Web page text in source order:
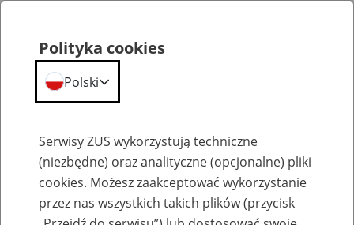
Emerytury
Polityka cookies
Polski
Serwisy ZUS wykorzystują techniczne
(niezbędne) oraz analityczne (opcjonalne) pliki
cookies. Możesz zaakceptować wykorzystanie
przez nas wszystkich takich plików (przycisk